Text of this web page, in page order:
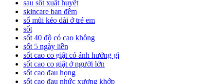
sau sốt xuất huyết
skincare ban đêm
sổ mũi kéo dài ở trẻ em
sốt
sốt 40 độ có cao không
sốt 5 ngày liền
sốt cao co giật có ảnh hưởng gì
sốt cao co giật ở người lớn
sốt cao đau họng
sốt cao đau nhức xương khớp